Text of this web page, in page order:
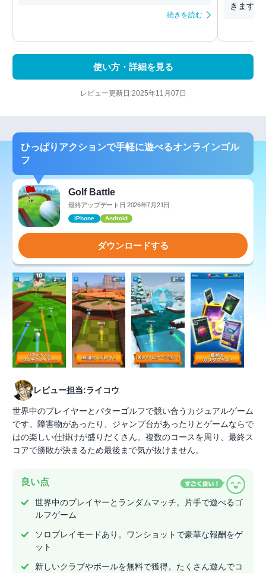
続きを読む
きます
使い方・詳細を見る
レビュー更新日:2025年11月07日
ひっぱりアクションで手軽に遊べるオンラインゴル
フ
Golf Battle
最終アップデート日:2026年7月21日
iPhone Android
ダウンロードする
レビュー担当:ライコウ
世界中のプレイヤーとパターゴルフで競い合うカジュアルゲーム
です。障害物があったり、ジャンプ台があったりとゲームならで
はの楽しい仕掛けが盛りだくさん。複数のコースを周り、最終ス
コアで勝敗が決まるため最後まで気が抜けません。
良い点
世界中のプレイヤーとランダムマッチ。片手で遊べるゴ
ルフゲーム
ソロプレイモードあり。ワンショットで豪華な報酬をゲ
ット
新しいクラブやボールを無料で獲得。たくさん遊んでコ